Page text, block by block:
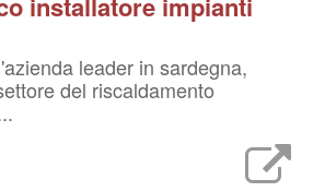
leader in sardegna,
del riscaldamento